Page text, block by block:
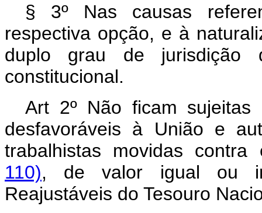
§ 3º Nas causas
respectiva opção, e à
duplo grau de jurisdição
constitucional.
Art 2º Não ficam
desfavoráveis à União e
trabalhistas movidas
110), de valor igual ou
Reajustáveis do Tesouro